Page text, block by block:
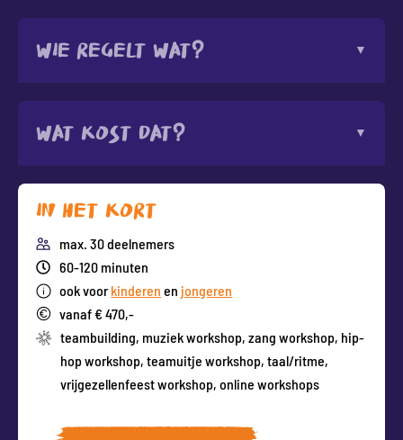
Wie regelt wat?
Wat kost dat?
In het kort
max. 30 deelnemers
60-120 minuten
ook voorkinderen enjongeren
vanaf € 470,-
teambuilding, muziek workshop, zang workshop, hip-
hop workshop, teamuitje workshop, taal/ritme,
vrijgezellenfeest workshop, online workshops